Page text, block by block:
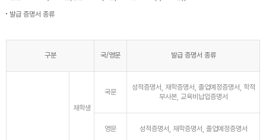
발급 증명서 종류
구분 국/영문 발급 증명서 종류
재학생
국문
성적증명서, 재학증명서, 졸업예정증명서, 학적
부사본, 교육비납입증명서
영문 성적증명서, 재학증명서, 졸업예정증명서